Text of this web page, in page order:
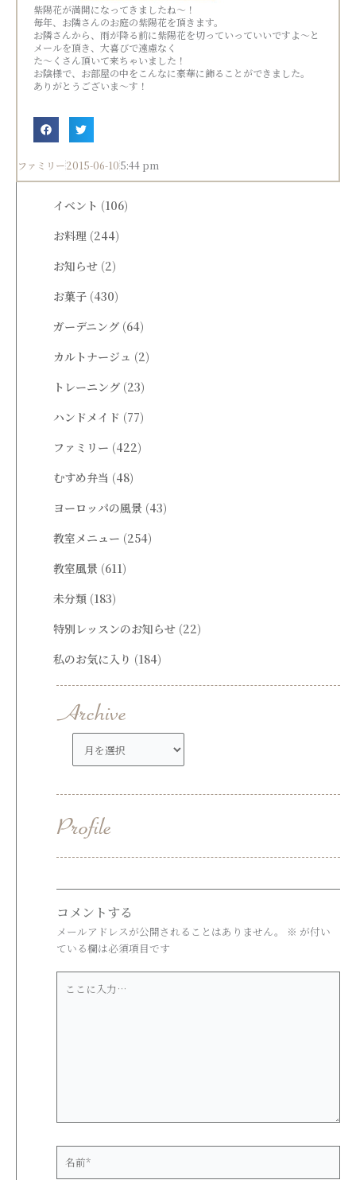
紫陽花が満開になってきましたね～！
毎年、お隣さんのお庭の紫陽花を頂きます。
お隣さんから、雨が降る前に紫陽花を切っていっていいですよ～と
メールを頂き、大喜びで遠慮なく
た～くさん頂いて来ちゃいました！
お陰様で、お部屋の中をこんなに豪華に飾ることができました。
ありがとうございま～す！
ファミリー2015-06-105:44 pm
イベント (106)
お料理 (244)
お知らせ (2)
お菓子 (430)
ガーデニング (64)
カルトナージュ (2)
トレーニング (23)
ハンドメイド (77)
ファミリー (422)
むすめ弁当 (48)
ヨーロッパの風景 (43)
教室メニュー (254)
教室風景 (611)
未分類 (183)
特別レッスンのお知らせ (22)
私のお気に入り (184)
カ
ブ
コメントする
メールアドレスが公開されることはありません。 ※ が付い
ている欄は必須項目です
前